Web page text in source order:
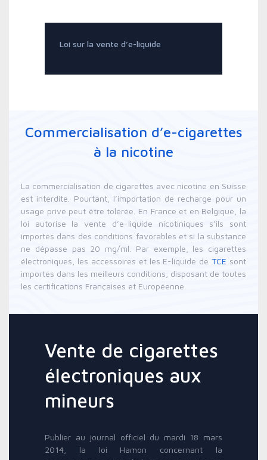
Loi sur la vente d’e-liquide
Commercialisation d’e-cigarettes
à la nicotine
La commercialisation de cigarettes avec nicotine en Suisse
est interdite. Pourtant, l’importation de recharge pour un
usage privé peut être tolérée. En France et en Belgique, la
loi autorise la vente d’e-liquide nicotiniques s’ils sont
importés dans des conditions favorables et si la substance
ne dépasse pas 20 mg/ml. Par exemple, les cigarettes
électroniques, les accessoires et les E-liquide deTCE sont
importés dans les meilleurs conditions, disposant de toutes
les certifications Françaises et Européenne.
Vente de cigarettes
électroniques aux
mineurs
Publier au journal officiel du mardi 18 mars
2014, la loi Hamon concernant la